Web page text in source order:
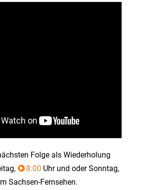
Folge als Wiederholung
8:00 Uhr und oder Sonntag,
Sachsen-Fernsehen.